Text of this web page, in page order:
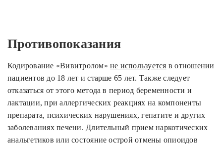
Противопоказания
Кодирование «Вивитролом»не используется в отношении
пациентов до 18 лет и старше 65 лет. Также следует
отказаться от этого метода в период беременности и
лактации, при аллергических реакциях на компоненты
препарата, психических нарушениях, гепатите и других
заболеваниях печени. Длительный прием наркотических
анальгетиков или состояние острой отмены опиоидов